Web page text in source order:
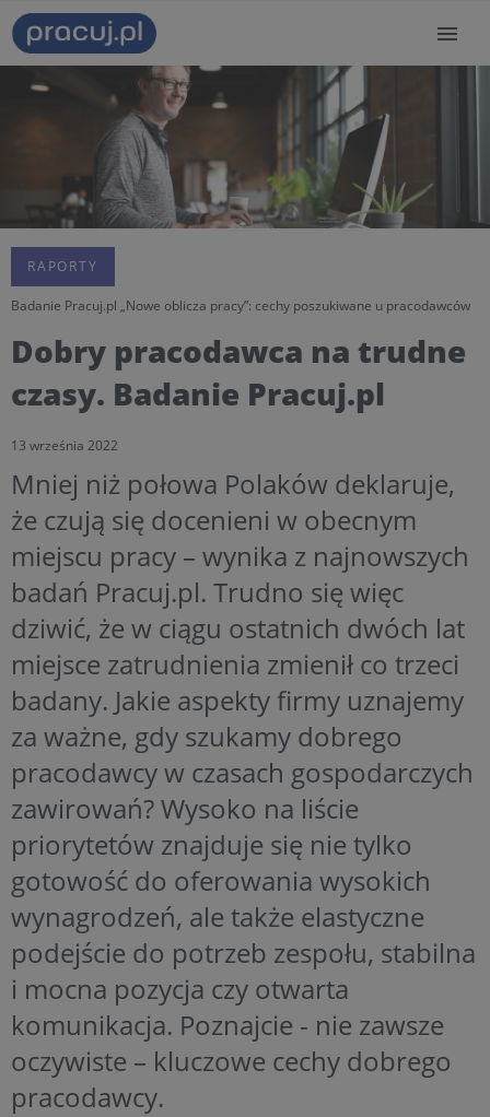
RAPORTY
Badanie Pracuj.pl „Nowe oblicza pracy”: cechy poszukiwane u pracodawców
Dobry pracodawca na trudne
czasy. Badanie Pracuj.pl
13 września 2022
Mniej niż połowa Polaków deklaruje,
że czują się docenieni w obecnym
miejscu pracy – wynika z najnowszych
badań Pracuj.pl. Trudno się więc
dziwić, że w ciągu ostatnich dwóch lat
miejsce zatrudnienia zmienił co trzeci
badany. Jakie aspekty firmy uznajemy
za ważne, gdy szukamy dobrego
pracodawcy w czasach gospodarczych
zawirowań? Wysoko na liście
priorytetów znajduje się nie tylko
gotowość do oferowania wysokich
wynagrodzeń, ale także elastyczne
podejście do potrzeb zespołu, stabilna
i mocna pozycja czy otwarta
komunikacja. Poznajcie - nie zawsze
oczywiste – kluczowe cechy dobrego
pracodawcy.